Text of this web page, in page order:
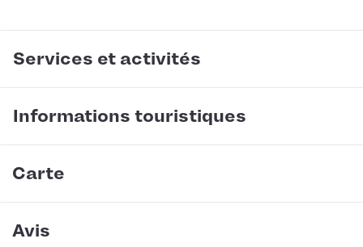
Services et activités
Informations touristiques
Carte
Avis